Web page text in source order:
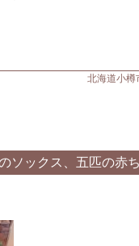
北海道小樽
ソックス、五匹の赤